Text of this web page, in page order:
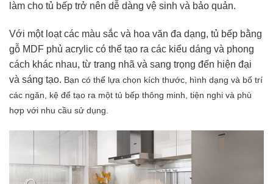
làm cho tủ bếp trở nên dễ dàng vệ sinh và bảo quản.
Với một loạt các màu sắc và hoa văn đa dạng, tủ bếp bằng
gỗ MDF phủ acrylic có thể tạo ra các kiểu dáng và phong
cách khác nhau, từ trang nhã và sang trọng đến hiện đại
và sáng tạo. Bạn có thể lựa chọn kích thước, hình dạng và bố trí
các ngăn, kệ để tạo ra một tủ bếp thông minh, tiện nghi và phù
hợp với nhu cầu sử dụng.